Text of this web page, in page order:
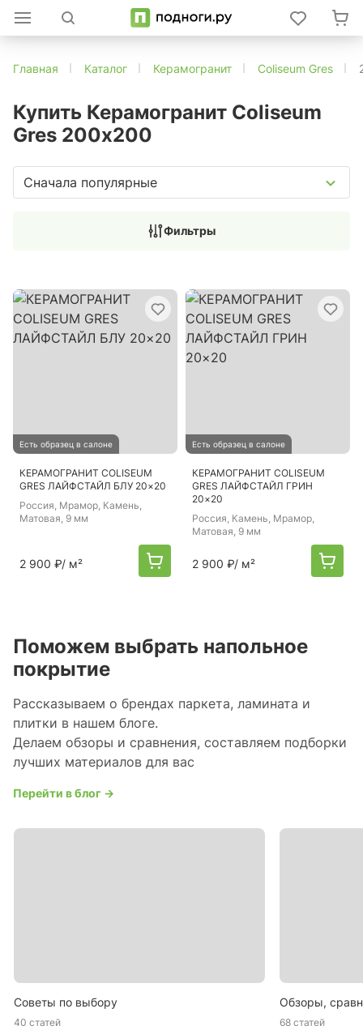
Главная Каталог Керамогранит Coliseum Gres
Купить Керамогранит Coliseum
Gres 200х200
Сначала популярные
Фильтры
Есть образец в салоне
КЕРАМОГРАНИТ COLISEUM
GRES ЛАЙФСТАЙЛ БЛУ 20×20
Россия, Мрамор, Камень,
Матовая, 9 мм
2 900 ₽/ м²
Есть образец в салоне
КЕРАМОГРАНИТ COLISEUM
GRES ЛАЙФСТАЙЛ ГРИН
20×20
Россия, Камень, Мрамор,
Матовая, 9 мм
2 900 ₽/ м²
Поможем выбрать напольное
покрытие
Рассказываем о брендах паркета, ламината и
плитки в нашем блоге.
Делаем обзоры и сравнения, составляем подборки
лучших материалов для вас
Перейти в блог →
Советы по выбору
40 статей
Обзоры,
68 статей